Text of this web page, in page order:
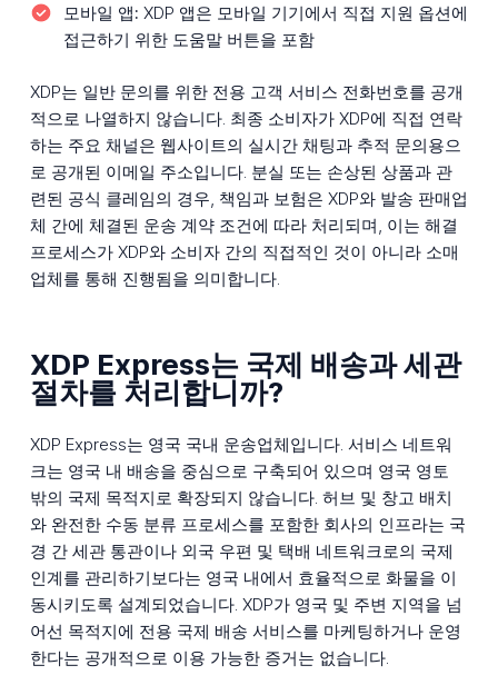
모바일 앱: XDP 앱은 모바일 기기에서 직접 지원 옵션에
접근하기 위한 도움말 버튼을 포함
XDP는 일반 문의를 위한 전용 고객 서비스 전화번호를 공개
적으로 나열하지 않습니다. 최종 소비자가 XDP에 직접 연락
하는 주요 채널은 웹사이트의 실시간 채팅과 추적 문의용으
로 공개된 이메일 주소입니다. 분실 또는 손상된 상품과 관
련된 공식 클레임의 경우, 책임과 보험은 XDP와 발송 판매업
체 간에 체결된 운송 계약 조건에 따라 처리되며, 이는 해결
프로세스가 XDP와 소비자 간의 직접적인 것이 아니라 소매
업체를 통해 진행됨을 의미합니다.
XDP Express는 국제 배송과 세관
절차를 처리합니까?
XDP Express는 영국 국내 운송업체입니다. 서비스 네트워
크는 영국 내 배송을 중심으로 구축되어 있으며 영국 영토
밖의 국제 목적지로 확장되지 않습니다. 허브 및 창고 배치
와 완전한 수동 분류 프로세스를 포함한 회사의 인프라는 국
경 간 세관 통관이나 외국 우편 및 택배 네트워크로의 국제
인계를 관리하기보다는 영국 내에서 효율적으로 화물을 이
동시키도록 설계되었습니다. XDP가 영국 및 주변 지역을 넘
어선 목적지에 전용 국제 배송 서비스를 마케팅하거나 운영
한다는 공개적으로 이용 가능한 증거는 없습니다.